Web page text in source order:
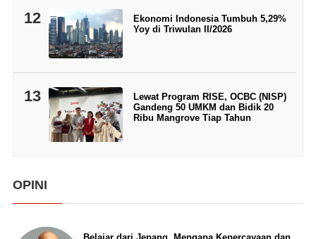
12
Ekonomi Indonesia Tumbuh 5,29%
Yoy di Triwulan II/2026
13
Lewat Program RISE, OCBC (NISP)
Gandeng 50 UMKM dan Bidik 20
Ribu Mangrove Tiap Tahun
OPINI